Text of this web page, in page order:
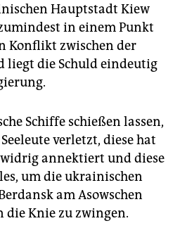
Hauptstadt Kiew
in einem Punkt
Konflikt zwischen der
liegt die Schuld eindeutig
Schiffe schießen lassen,
verletzt, diese hat
annektiert und diese
um die ukrainischen
am Asowschen
Knie zu zwingen.